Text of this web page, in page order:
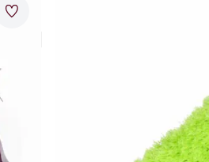
Merkzettel